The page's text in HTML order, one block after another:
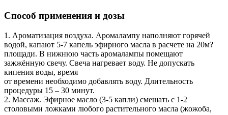
Способ применения и дозы
1. Ароматизация воздуха. Аромалампу наполняют горячей
водой, капают 5-7 капель эфирного масла в расчете на 20м?
площади. В нижнюю часть аромалампы помещают
зажжённую свечу. Свеча нагревает воду. Не допускать
кипения воды, время
от времени необходимо добавлять воду. Длительность
процедуры 15 – 30 минут.
2. Массаж. Эфирное масло (3-5 капли) смешать с 1-2
столовыми ложками любого растительного масла (жожоба,